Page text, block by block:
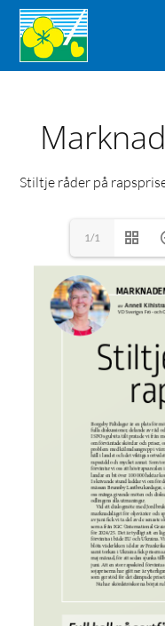
Stiltje råder på
1/1